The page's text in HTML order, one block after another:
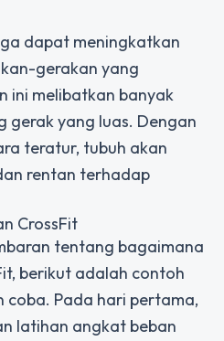
dapat meningkatkan
gerakan yang
ini melibatkan banyak
gerak yang luas. Dengan
teratur, tubuh akan
rentan terhadap
CrossFit
tentang bagaimana
berikut adalah contoh
coba. Pada hari pertama,
latihan angkat beban